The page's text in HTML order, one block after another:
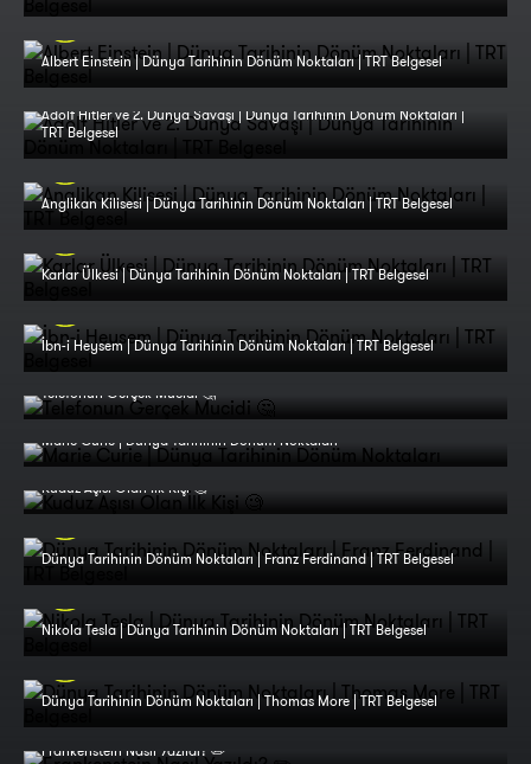
Albert Einstein | Dünya Tarihinin Dönüm Noktaları | TRT Belgesel
Adolf Hitler ve 2. Dünya Savaşı | Dünya Tarihinin Dönüm Noktaları |
TRT Belgesel
Anglikan Kilisesi | Dünya Tarihinin Dönüm Noktaları | TRT Belgesel
Karlar Ülkesi | Dünya Tarihinin Dönüm Noktaları | TRT Belgesel
İbn-i Heysem | Dünya Tarihinin Dönüm Noktaları | TRT Belgesel
Telefonun Gerçek Mucidi 🤔
Marie Curie | Dünya Tarihinin Dönüm Noktaları
Kuduz Aşısı Olan İlk Kişi 🧐
Dünya Tarihinin Dönüm Noktaları | Franz Ferdinand | TRT Belgesel
Nikola Tesla | Dünya Tarihinin Dönüm Noktaları | TRT Belgesel
Dünya Tarihinin Dönüm Noktaları | Thomas More | TRT Belgesel
Frankenstein Nasıl Yazıldı? ✏️